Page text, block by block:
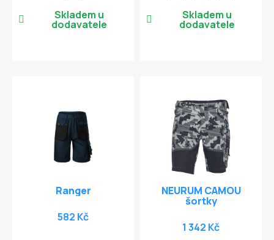
Skladem u
dodavatele
Skladem u
dodavatele
Ranger
582 Kč
NEURUM CAMOU
šortky
1 342 Kč